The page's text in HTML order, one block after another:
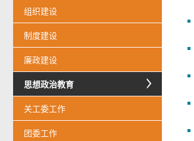
组织建设
制度建设
廉政建设
思想政治教育
关工委工作
团委工作